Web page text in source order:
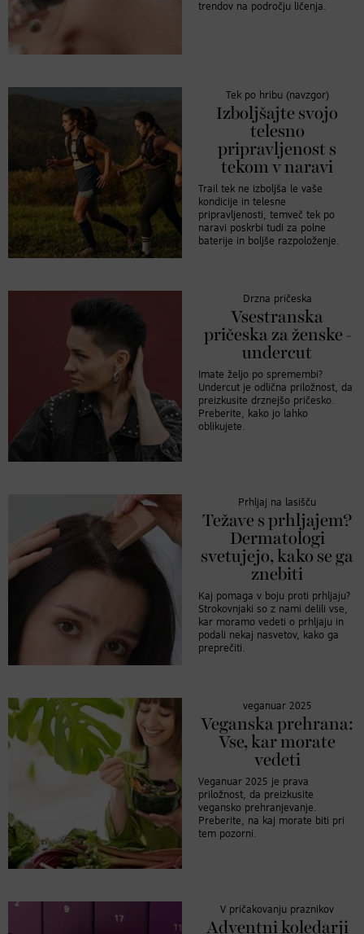
trendov na področju ličenja.
Tek po hribu (navzgor)
Izboljšajte svojo
telesno
pripravljenost s
tekom v naravi
Trail tek ne izboljša le vaše
kondicije in telesne
pripravljenosti, temveč tek po
naravi poskrbi tudi za polne
baterije in boljše razpoloženje.
Drzna pričeska
Vsestranska
pričeska za ženske -
undercut
Imate željo po spremembi?
Undercut je odlična priložnost, da
preizkusite drznejšo pričesko.
Preberite, kako jo lahko
oblikujete.
Prhljaj na lasišču
Težave s prhljajem?
Dermatologi
svetujejo, kako se ga
znebiti
Kaj pomaga v boju proti prhljaju?
Strokovnjaki so z nami delili vse,
kar moramo vedeti o prhljaju in
podali nekaj nasvetov, kako ga
preprečiti.
veganuar 2025
Veganska prehrana:
Vse, kar morate
vedeti
Veganuar 2025 je prava
priložnost, da preizkusite
vegansko prehranjevanje.
Preberite, na kaj morate biti pri
tem pozorni.
V pričakovanju praznikov
Adventni koledarji